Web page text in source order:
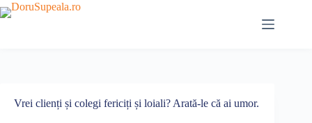
Sari
la
Vrei clienți și colegi fericiți și loiali? Arată-le că ai umor.